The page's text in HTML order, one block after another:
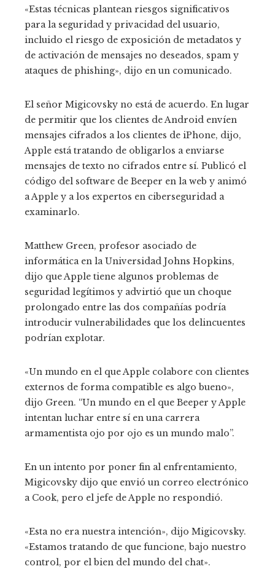
«Estas técnicas plantean riesgos significativos
para la seguridad y privacidad del usuario,
incluido el riesgo de exposición de metadatos y
de activación de mensajes no deseados, spam y
ataques de phishing», dijo en un comunicado.
El señor Migicovsky no está de acuerdo. En lugar
de permitir que los clientes de Android envíen
mensajes cifrados a los clientes de iPhone, dijo,
Apple está tratando de obligarlos a enviarse
mensajes de texto no cifrados entre sí. Publicó el
código del software de Beeper en la web y animó
a Apple y a los expertos en ciberseguridad a
examinarlo.
Matthew Green, profesor asociado de
informática en la Universidad Johns Hopkins,
dijo que Apple tiene algunos problemas de
seguridad legítimos y advirtió que un choque
prolongado entre las dos compañías podría
introducir vulnerabilidades que los delincuentes
podrían explotar.
«Un mundo en el que Apple colabore con clientes
externos de forma compatible es algo bueno»,
dijo Green. “Un mundo en el que Beeper y Apple
intentan luchar entre sí en una carrera
armamentista ojo por ojo es un mundo malo”.
En un intento por poner fin al enfrentamiento,
Migicovsky dijo que envió un correo electrónico
a Cook, pero el jefe de Apple no respondió.
«Esta no era nuestra intención», dijo Migicovsky.
«Estamos tratando de que funcione, bajo nuestro
control, por el bien del mundo del chat».